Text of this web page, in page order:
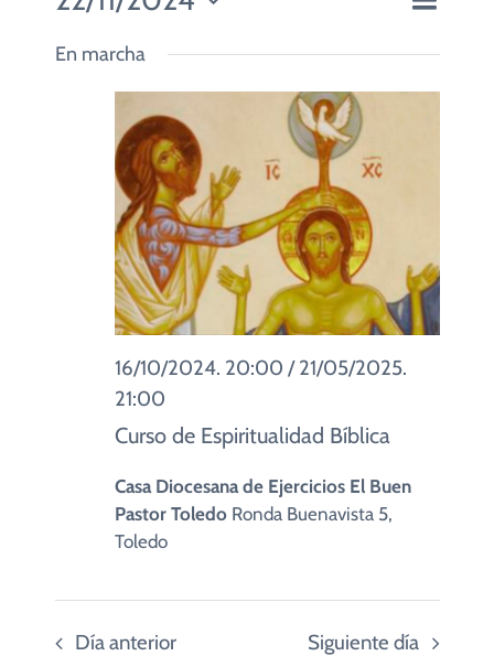
CUIDADO PASTORAL
COMUNITARIOS
COLABORA
vistas
Día
Seleccionar
fecha.
En marcha
16/10/2024. 20:00 /21/05/2025.
21:00
Curso de Espiritualidad Bíblica
Casa Diocesana de Ejercicios El Buen
Pastor Toledo Ronda Buenavista 5,
Toledo
Día anterior Siguiente día